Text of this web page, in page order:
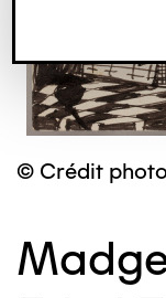
© Crédit